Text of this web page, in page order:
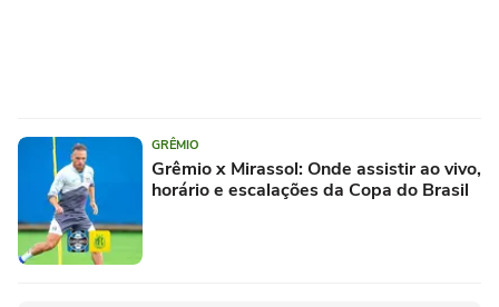
GRÊMIO
Grêmio x Mirassol: Onde assistir ao vivo,
horário e escalações da Copa do Brasil